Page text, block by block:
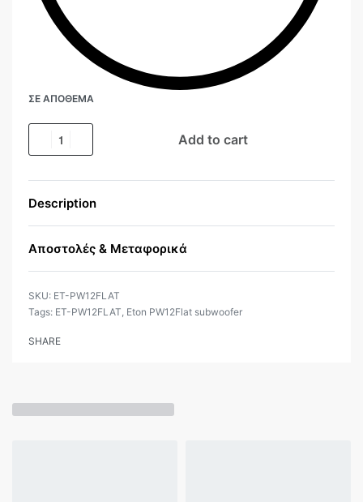
ΣΕ ΑΠΌΘΕΜΑ
Add to cart
Description
Αποστολές & Μεταφορικά
ET-PW12FLAT
Tags: ET-PW12FLAT, Eton PW12Flat subwoofer
SHARE